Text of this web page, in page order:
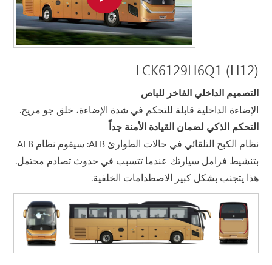
LCK6129H6Q1 (H12)
التصميم الداخلي الفاخر للباص
الإضاءة الداخلية قابلة للتحكم في شدة الإضاءة، خلق جو مريح.
التحكم الذكي لضمان القيادة الأمنة جداً
نظام الكبح التلقائي في حالات الطوارئ AEB: سيقوم نظام AEB
بتنشيط فرامل سيارتك عندما تتسبب في حدوث تصادم محتمل.
هذا يتجنب بشكل كبير الاصطدامات الخلفية.